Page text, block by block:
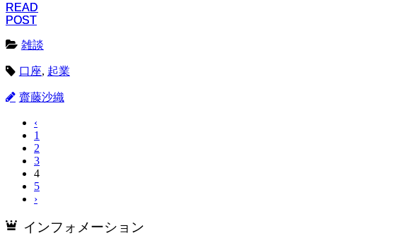
READ
POST
READ
POST
雑談
口座, 起業
齋藤沙織
‹
1
2
3
4
5
›
インフォメーション